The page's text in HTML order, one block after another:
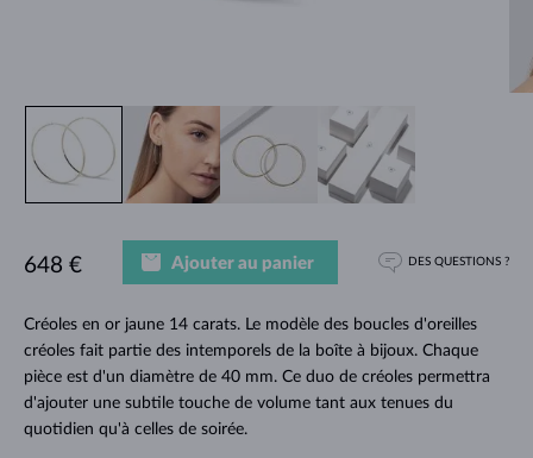
Créoles en or jaune 14 carats. Le modèle des boucles d'oreilles
créoles fait partie des intemporels de la boîte à bijoux. Chaque
pièce est d'un diamètre de 40 mm. Ce duo de créoles permettra
d'ajouter une subtile touche de volume tant aux tenues du
quotidien qu'à celles de soirée.
648 € Ajouter au panier DES QUESTIONS ?